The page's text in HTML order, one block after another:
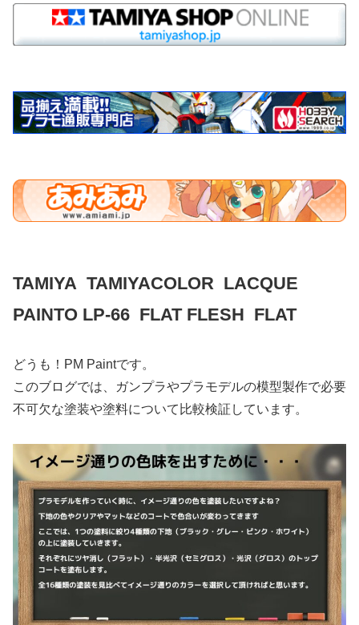
TAMIYA TAMIYACOLOR LACQUE
PAINTO LP-66 FLAT FLESH FLAT
どうも！PM Paintです。
このブログでは、ガンプラやプラモデルの模型製作で必要
不可欠な塗装や塗料について比較検証しています。